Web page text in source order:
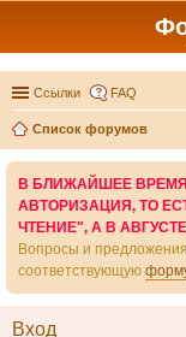
Ссылки FAQ
Список форумов
В БЛИЖАЙШЕЕ
АВТОРИЗАЦИЯ, ТО
ЧТЕНИЕ", А В
Вопросы и
соответствующую
Вход